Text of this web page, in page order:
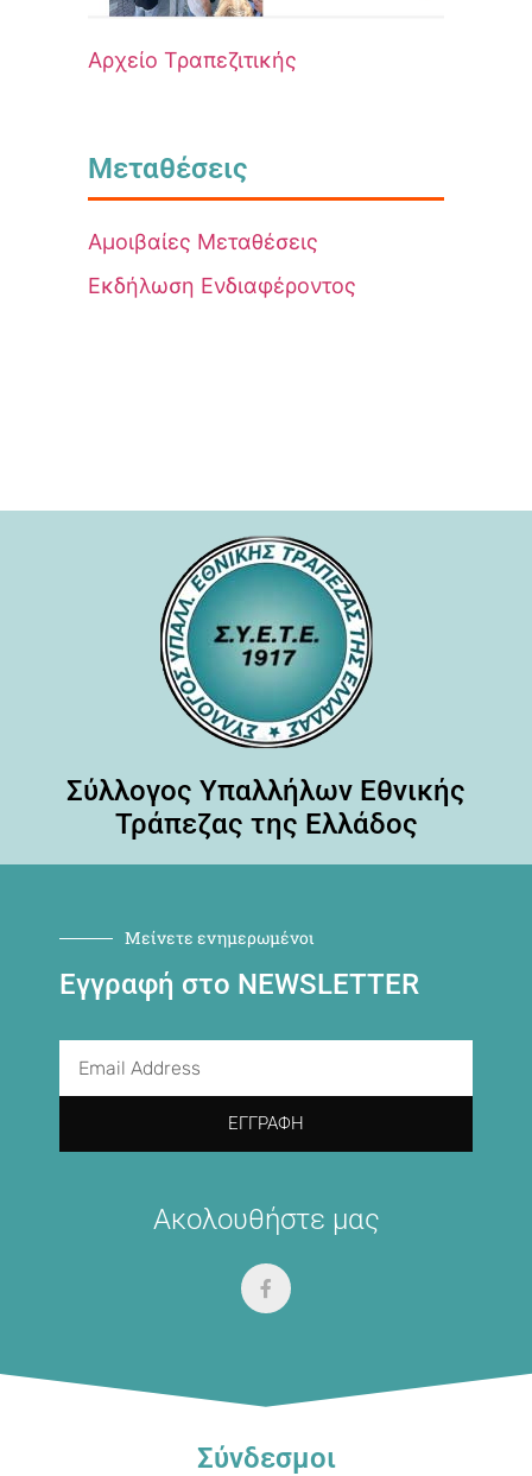
Αρχείο Τραπεζιτικής
Μεταθέσεις
Αμοιβαίες Μεταθέσεις
Εκδήλωση Ενδιαφέροντος
Σύλλογος Υπαλλήλων Εθνικής
Τράπεζας της Ελλάδος
Μείνετε ενημερωμένοι
Εγγραφή στο NEWSLETTER
ΕΓΓΡΑΦΉ
Ακολουθήστε μας
Σύνδεσμοι